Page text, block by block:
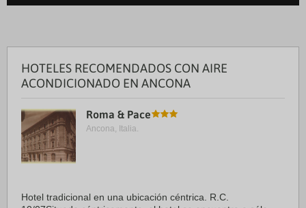
HOTELES RECOMENDADOS CON AIRE
ACONDICIONADO EN ANCONA
Roma & Pace
Ancona, Italia.
Hotel tradicional en una ubicación céntrica. R.C.